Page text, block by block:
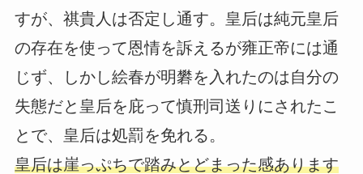
すが、祺貴人は否定し通す。皇后は純元皇后
の存在を使って恩情を訴えるが雍正帝には通
じず、しかし絵春が明礬を入れたのは自分の
失態だと皇后を庇って慎刑司送りにされたこ
とで、皇后は処罰を免れる。
皇后は崖っぷちで踏みとどまった感あります